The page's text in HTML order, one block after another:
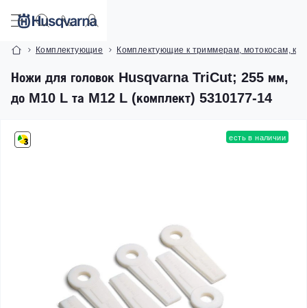
Комплектующие Комплектующие к триммерам, мотокосам,
Ножи для головок Husqvarna TriCut; 255 мм,
до M10 L та M12 L (комплект) 5310177-14
есть в наличии